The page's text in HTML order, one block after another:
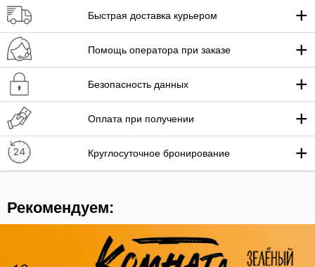
Быстрая доставка курьером +
Помощь оператора при заказе +
Безопасность данных +
Оплата при получении +
Круглосуточное бронирование +
Рекомендуем: